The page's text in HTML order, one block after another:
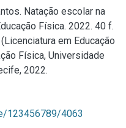
Natação escolar na
Física. 2022. 40 f.
em Educação
Física, Universidade
2022.
123456789/4063